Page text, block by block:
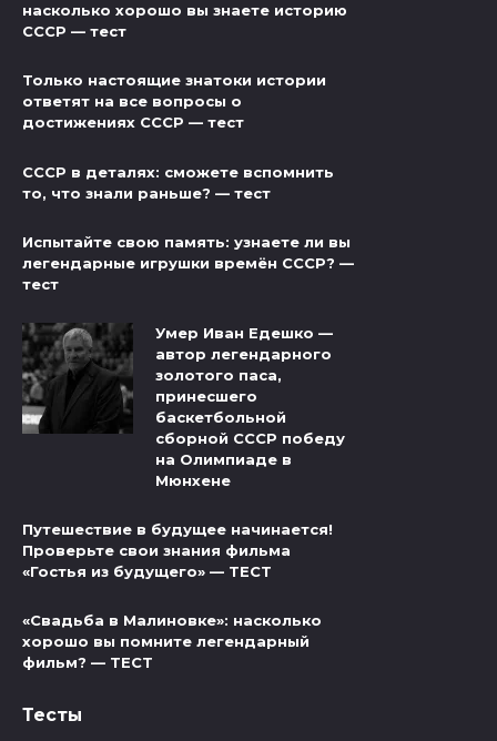
насколько хорошо вы знаете историю
СССР — тест
Только настоящие знатоки истории
ответят на все вопросы о
достижениях СССР — тест
СССР в деталях: сможете вспомнить
то, что знали раньше? — тест
Испытайте свою память: узнаете ли вы
легендарные игрушки времён СССР? —
тест
Умер Иван Едешко —
автор легендарного
золотого паса,
принесшего
баскетбольной
сборной СССР победу
на Олимпиаде в
Мюнхене
Путешествие в будущее начинается!
Проверьте свои знания фильма
«Гостья из будущего» — ТЕСТ
«Свадьба в Малиновке»: насколько
хорошо вы помните легендарный
фильм? — ТЕСТ
Тесты